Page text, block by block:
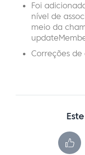
Foi
nível de
meio da
Correções de